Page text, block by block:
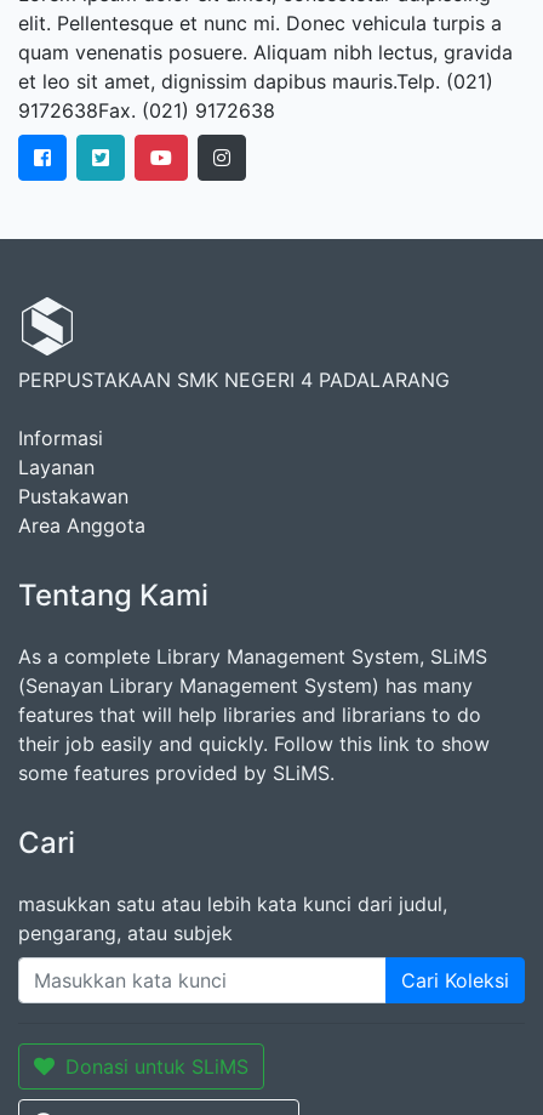
elit. Pellentesque et nunc mi. Donec vehicula turpis a
quam venenatis posuere. Aliquam nibh lectus, gravida
et leo sit amet, dignissim dapibus mauris.Telp. (021)
9172638Fax. (021) 9172638
PERPUSTAKAAN SMK NEGERI 4 PADALARANG
Informasi
Layanan
Pustakawan
Area Anggota
Tentang Kami
As a complete Library Management System, SLiMS
(Senayan Library Management System) has many
features that will help libraries and librarians to do
their job easily and quickly. Follow this link to show
some features provided by SLiMS.
Cari
masukkan satu atau lebih kata kunci dari judul,
pengarang, atau subjek
Cari Koleksi
Donasi untuk SLiMS